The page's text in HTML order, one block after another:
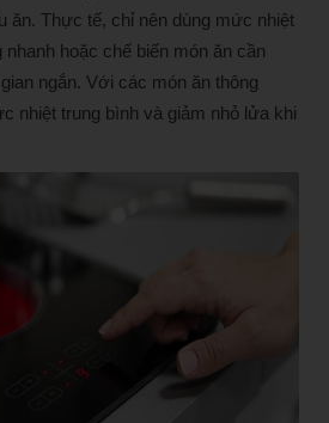
ăn. Thực tế, chỉ nên dùng mức nhiệt
hoặc chế biến món ăn cần
ngắn. Với các món ăn thông
nhiệt trung bình và giảm nhỏ lửa khi